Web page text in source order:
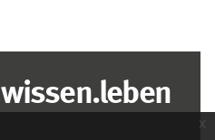
x
wissen.leben